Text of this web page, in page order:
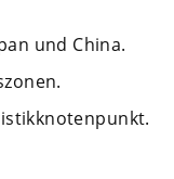
und China.